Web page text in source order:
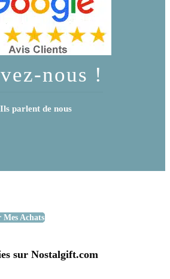
nous !
Ils parlent de nous
Achats
sur Nostalgift.com